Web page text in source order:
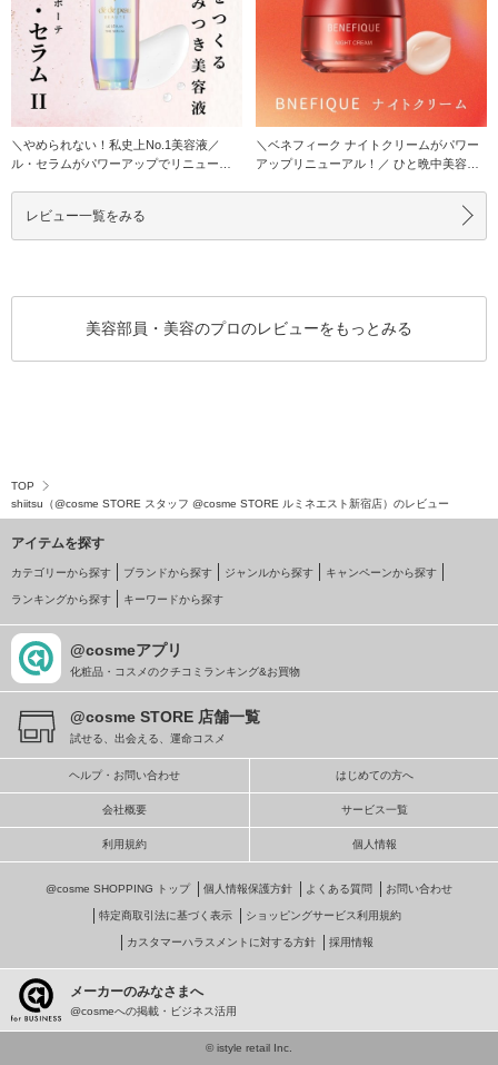
＼やめられない！私史上No.1美容液／
ル・セラムがパワーアップでリニューア
＼ベネフィーク ナイトクリームがパワー
アップリニューアル！／ ひと晩中美容液
レビュー一覧をみる
美容部員・美容のプロのレビューをもっとみる
TOP
shiitsu（@cosme STORE スタッフ @cosme STORE ルミネエスト新宿店）のレビュー
アイテムを探す
カテゴリーから探す ブランドから探す ジャンルから探す キャンペーンから探す
ランキングから探す キーワードから探す
@cosmeアプリ
化粧品・コスメのクチコミランキング&お買物
@cosme STORE 店舗一覧
試せる、出会える、運命コスメ
ヘルプ・お問い合わせ はじめての方へ
会社概要 サービス一覧
利用規約 個人情報
@cosme SHOPPING トップ 個人情報保護方針 よくある質問 お問い合わせ
特定商取引法に基づく表示 ショッピングサービス利用規約
カスタマーハラスメントに対する方針 採用情報
メーカーのみなさまへ
@cosmeへの掲載・ビジネス活用
© istyle retail Inc.